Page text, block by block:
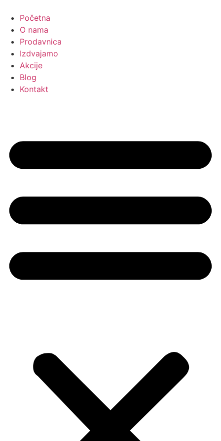
sadržaj
Početna
O nama
Prodavnica
Izdvajamo
Akcije
Blog
Kontakt